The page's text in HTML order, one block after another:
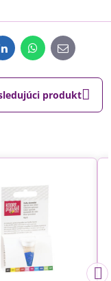
LinkedInWhatsApp
E-
mail
produkt